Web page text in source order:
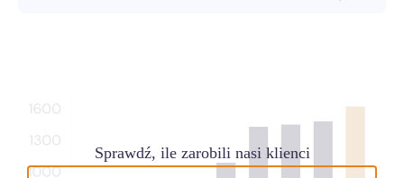
Sprawdź, ile zarobili nasi klienci